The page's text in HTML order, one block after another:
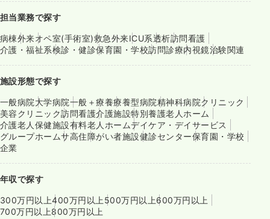
担当業務で探す
病棟外来オペ室(手術室)救急外来ICU系透析訪問看護
介護・福祉系検診・健診保育園・学校訪問診療内視鏡治験関連
施設形態で探す
一般病院大学病院一般＋療養療養型病院精神科病院クリニック
美容クリニック訪問看護介護施設特別養護老人ホーム
介護老人保健施設有料老人ホームデイケア・デイサービス
グループホームサ高住障がい者施設健診センター保育園・学校
企業
年収で探す
300万円以上400万円以上 500万円以上600万円以上
700万円以上800万円以上